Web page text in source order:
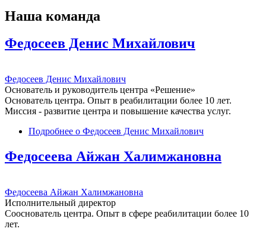
Наша команда
Федосеев Денис Михайлович
Федосеев Денис Михайлович
Основатель и руководитель центра «Решение»
Основатель центра. Опыт в реабилитации более 10 лет.
Миссия - развитие центра и повышение качества услуг.
Подробнее о Федосеев Денис Михайлович
Федосеева Айжан Халимжановна
Федосеева Айжан Халимжановна
Исполнительный директор
Сооснователь центра. Опыт в сфере реабилитации более 10
лет.